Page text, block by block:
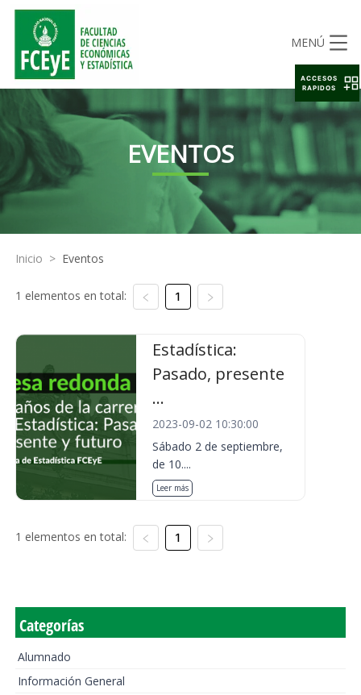
MENÚ
EVENTOS
Inicio > Eventos
1 elementos en total: 1
Estadística:
Pasado, presente
...
2023-09-02 10:30:00
Sábado 2 de septiembre,
de 10....
Leer más
1 elementos en total: 1
Categorías
Alumnado
Información General
ACCESOS
RAPIDOS